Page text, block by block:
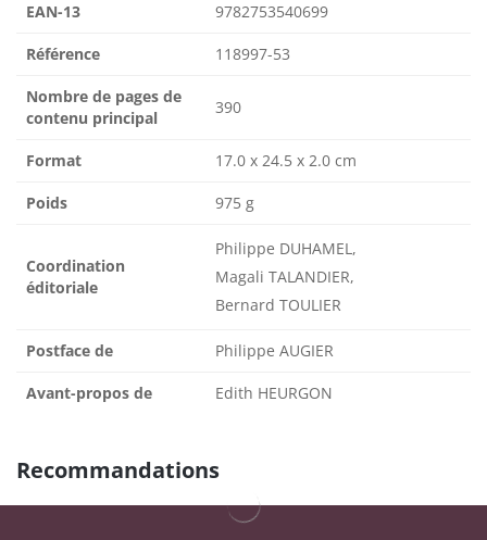
EAN-13 9782753540699
Référence 118997-53
Nombre de pages de
contenu principal
390
Format 17.0 x 24.5 x 2.0 cm
Poids 975 g
Coordination
éditoriale
Philippe DUHAMEL,
Magali TALANDIER,
Bernard TOULIER
Postface de Philippe AUGIER
Avant-propos de Edith HEURGON
Recommandations